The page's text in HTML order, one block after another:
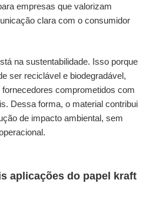
empresas que valorizam
clara com o consumidor
na sustentabilidade. Isso porque
ser reciclável e biodegradável,
comprometidos com
Dessa forma, o material contribui
de impacto ambiental, sem
aplicações do papel kraft